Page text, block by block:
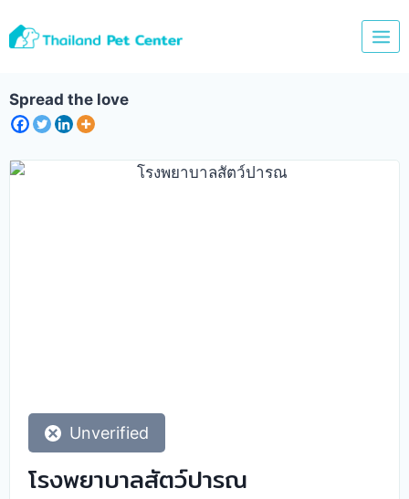
to
Spread the love
Unverified
โรงพยาบาลสัตว์ปารณ